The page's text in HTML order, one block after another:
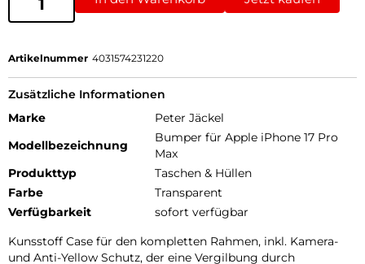
Artikelnummer 4031574231220
Zusätzliche Informationen
Marke
Peter Jäckel
Modellbezeichnung
Bumper für Apple iPhone 17 Pro
Max
Produkttyp
Taschen & Hüllen
Farbe
Transparent
Verfügbarkeit
sofort verfügbar
Kunsstoff Case für den kompletten Rahmen, inkl. Kamera-
und Anti-Yellow Schutz, der eine Vergilbung durch